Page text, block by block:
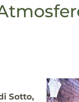
Sotto,